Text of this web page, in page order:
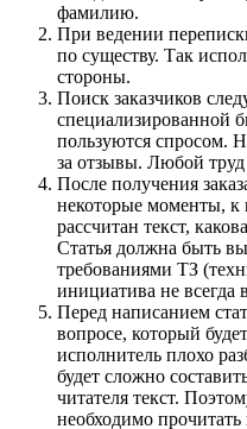
фамилию.
При ведении
по существу. Так
стороны.
Поиск заказчиков
специализированной
пользуются спросом.
за отзывы. Любой
После получения
некоторые моменты, к
рассчитан текст,
Статья должна быть
требованиями ТЗ
инициатива не всегда
Перед написанием
вопросе, который
исполнитель плохо
будет сложно
читателя текст.
необходимо